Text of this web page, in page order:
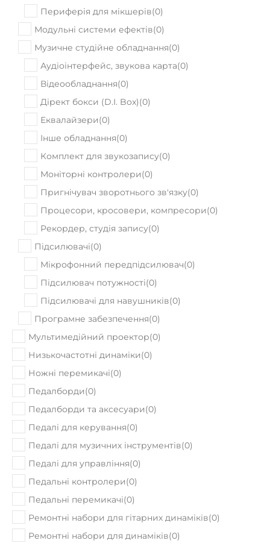
Периферія для мікшерів(0)
Модульні системи ефектів(0)
Музичне студійне обладнання(0)
Аудіоінтерфейс, звукова карта(0)
Відеообладнання(0)
Дірект бокси (D.I. Box)(0)
Еквалайзери(0)
Інше обладнання(0)
Комплект для звукозапису(0)
Моніторні контролери(0)
Пригнічувач зворотнього зв'язку(0)
Процесори, кросовери, компресори(0)
Рекордер, студія запису(0)
Підсилювачі(0)
Мікрофонний передпідсилювач(0)
Підсилювач потужності(0)
Підсилювачі для навушників(0)
Програмне забезпечення(0)
Мультимедійний проектор(0)
Низькочастотні динаміки(0)
Ножні перемикачі(0)
Педалборди(0)
Педалборди та аксесуари(0)
Педалі для керування(0)
Педалі для музичних інструментів(0)
Педалі для управління(0)
Педальні контролери(0)
Педальні перемикачі(0)
Ремонтні набори для гітарних динаміків(0)
Ремонтні набори для динаміків(0)